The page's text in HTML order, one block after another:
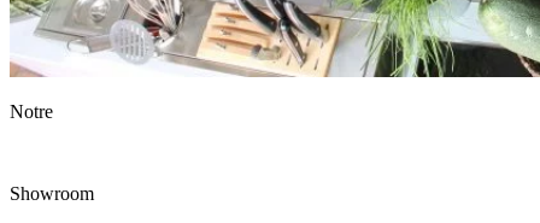
Notre
Showroom